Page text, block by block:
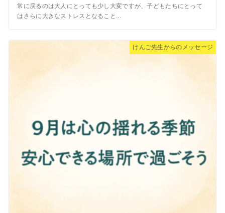
常に戻るのは大人にとっても少し大変ですが、子どもたちにとって
はさらに大きなストレスとなること...
けんご先生からのメッセージ